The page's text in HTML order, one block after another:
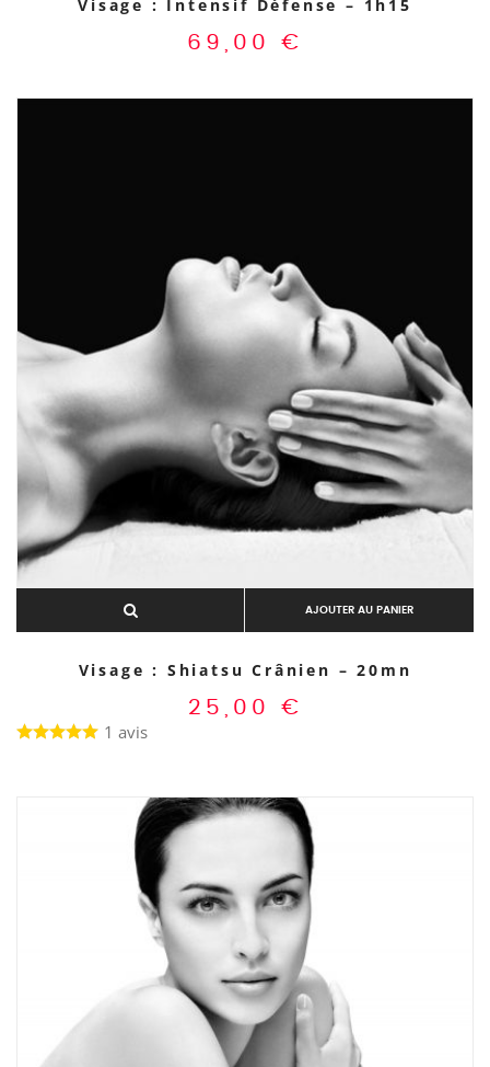
Visage : Intensif Défense – 1h15
69,00 €
AJOUTER AU PANIER
Visage : Shiatsu Crânien – 20mn
25,00 €
1 avis